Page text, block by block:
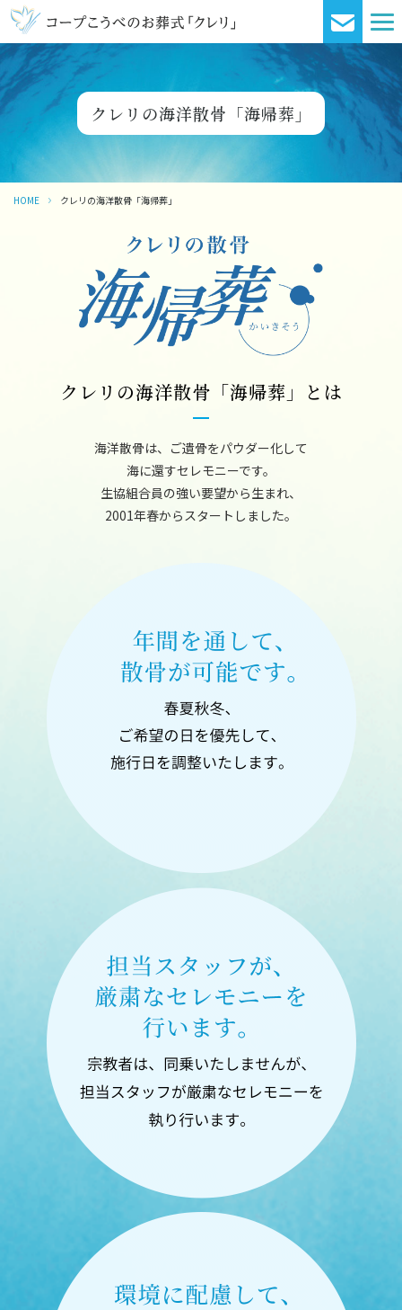
クレリの海洋散骨「海帰葬」
HOME クレリの海洋散骨「海帰葬」
クレリの海洋散骨「海帰葬」とは
海洋散骨は、ご遺骨をパウダー化して
海に還すセレモニーです。
生協組合員の強い要望から生まれ、
2001年春からスタートしました。